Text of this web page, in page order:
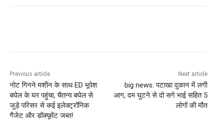
Previous article
नोट गिनने मशीन के साथ ED भूपेश
बघेल के घर पहुंचा, चैतन्य बघेल से
जुड़े परिसर से कई इलेक्ट्रॉनिक
गैजेट और डॉक्यूमेंट जब्त!
Next article
big news: पटाखा दुकान में लगी
आग, दम घुटने से दो सगे भाई सहित 5
लोगों की मौत